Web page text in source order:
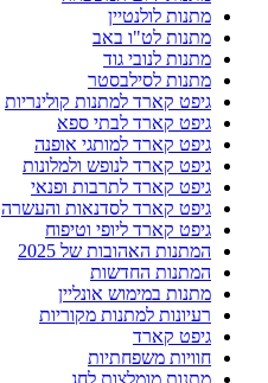
מתנות לולנטיין
מתנות לט"ו באב
מתנות לנובי גוד
מתנות לסילבסטר
גיפט קארד למתנות קולינריות
גיפט קארד לבתי ספא
גיפט קארד למותגי אופנה
גיפט קארד לנופש ולמלונות
גיפט קארד לתרבות ופנאי
גיפט קארד לסדנאות והעשרה
גיפט קארד ליופי וטיפוח
המתנות האהובות של 2025
המתנות החדשות
מתנות במימוש אונליין
רעיונות למתנות מקוריות
גיפט קארד
חוויות משפחתיות
מתנות מומלצות לחג